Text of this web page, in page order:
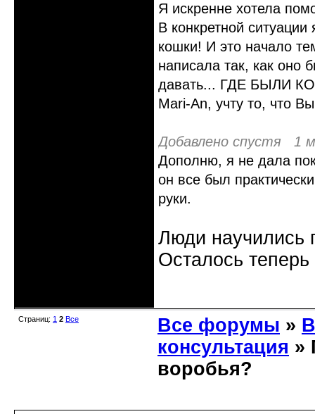
Я искренне хотела
В конкретной
кошки! И это начало
написала так, как оно
давать... ГДЕ БЫЛИ
Mari-An, учту то, что
Добавлено спустя 1
Дополню, я не дала
он все был
руки.
Люди научились
Осталось
Страниц: 1 2 Все Все форумы »
консультация »
воробья?